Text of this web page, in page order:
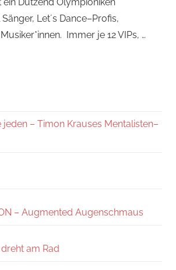
Dutzend Olympioniken
Let´s Dance–Profis,
Immer je 12 VIPs, …
– Timon Krauses Mentalisten–
– Augmented Augenschmaus
am Rad